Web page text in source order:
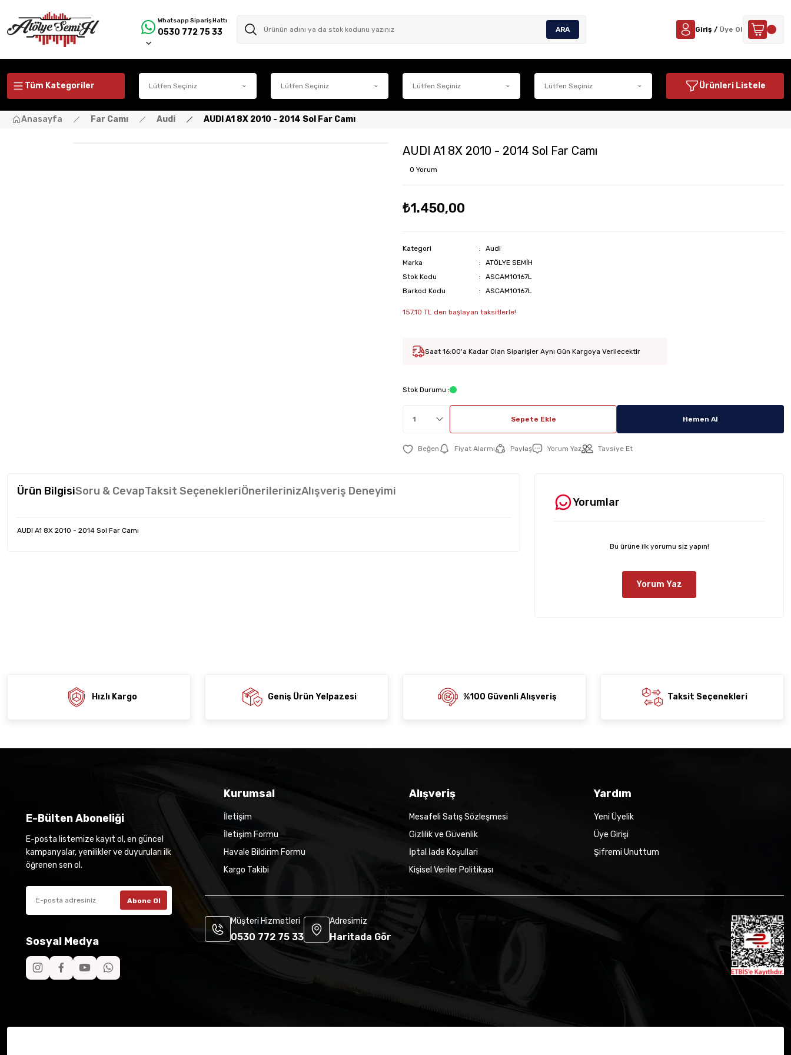
Whatsapp Sipariş Hattı
0530 772 75 33 ARA Giriş / Üye Ol
Tüm Kategoriler Ürünleri Listele
Anasayfa Far Camı Audi AUDI A1 8X 2010 - 2014 Sol Far Camı
AUDI A1 8X 2010 - 2014 Sol Far Camı
0 Yorum
₺1.450,00
Kategori
Audi
Marka
ATÖLYE SEMİH
Stok Kodu
ASCAM10167L
Barkod Kodu
ASCAM10167L
157,10 TL den başlayan taksitlerle!
Saat 16:00'a Kadar Olan Siparişler Aynı Gün Kargoya Verilecektir
Stok Durumu :
Sepete Ekle Hemen Al
Fiyat Alarmı Paylaş Yorum Yaz Tavsiye Et
Ürün BilgisiSoru & CevapTaksit SeçenekleriÖnerilerinizAlışveriş Deneyimi
AUDI A1 8X 2010 - 2014 Sol Far Camı
Gönder
Yorumlar
Bu ürüne ilk yorumu siz yapın!
Yorum Yaz
Hızlı Kargo Geniş Ürün Yelpazesi %100 Güvenli Alışveriş Taksit Seçenekleri
E-Bülten Aboneliği
E-posta listemize kayıt ol, en güncel
kampanyalar, yenilikler ve duyuruları ilk
öğrenen sen ol.
Abone Ol
Sosyal Medya
Kurumsal
İletişim
İletişim Formu
Havale Bildirim Formu
Kargo Takibi
Alışveriş
Mesafeli Satış Sözleşmesi
Gizlilik ve Güvenlik
İptal İade Koşullari
Kişisel Veriler Politikası
Yardım
Yeni Üyelik
Üye Girişi
Şifremi Unuttum
Müşteri Hizmetleri
0530 772 75 33
Adresimiz
Haritada Gör